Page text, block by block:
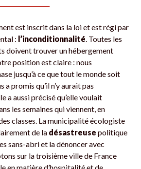
est inscrit dans la loi et est régi par
: l’inconditionnalité. Toutes les
doivent trouver un hébergement
position est claire : nous
jusqu’à ce que tout le monde soit
a promis qu’il n’y aurait pas
a aussi précisé qu’elle voulait
les semaines qui viennent, en
classes. La municipalité écologiste
de la désastreuse politique
sans-abri et la dénoncer avec
sur la troisième ville de France